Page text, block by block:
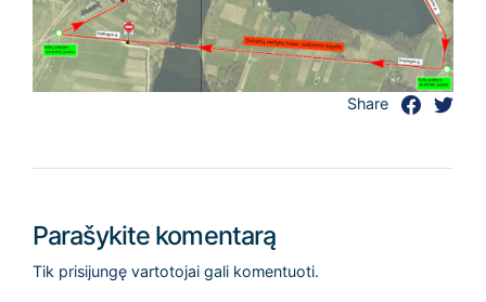
Share
Parašykite komentarą
Tik prisijungęvartotojai gali komentuoti.